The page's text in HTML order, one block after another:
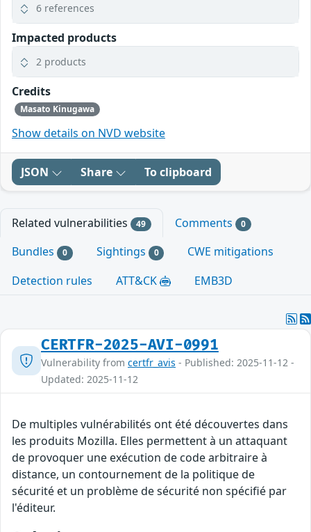
6 references
Impacted products
2 products
Credits
Masato Kinugawa
Show details on NVD website
JSON Share To clipboard
Related vulnerabilities 49 Comments 0
Bundles 0 Sightings 0
CWE mitigations
Detection rules
ATT&CK EMB3D
CERTFR-2025-AVI-0991
Vulnerability from certfr_avis - Published: 2025-11-12 -
Updated: 2025-11-12
De multiples vulnérabilités ont été découvertes dans
les produits Mozilla. Elles permettent à un attaquant
de provoquer une exécution de code arbitraire à
distance, un contournement de la politique de
sécurité et un problème de sécurité non spécifié par
l'éditeur.